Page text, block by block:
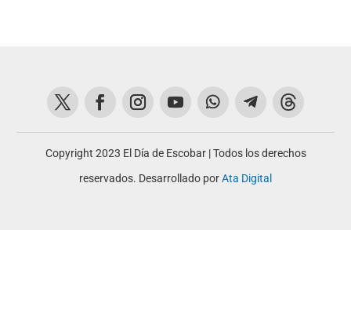
Copyright 2023 El Día de Escobar | Todos los derechos
reservados. Desarrollado porAta Digital